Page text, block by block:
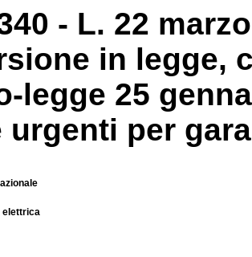
- L. 22
in legge,
legge 25
urgenti per
elettrica